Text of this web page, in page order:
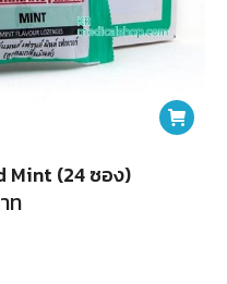
Mint (24 ซอง)
ท